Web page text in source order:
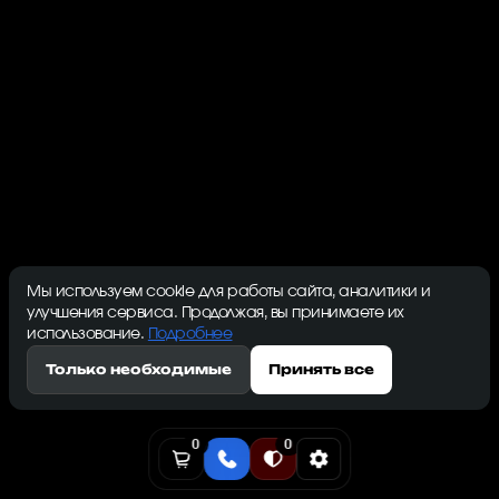
0 0
Мы используем cookie для работы сайта, аналитики и
улучшения сервиса. Продолжая, вы принимаете их
использование.
Подробнее
Только необходимые Принять все